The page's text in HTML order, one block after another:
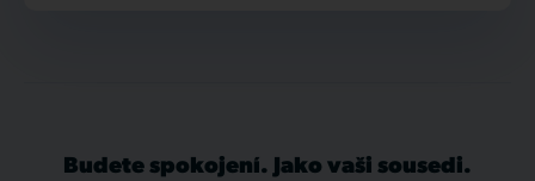
Budete spokojení. Jako vaši sousedi.